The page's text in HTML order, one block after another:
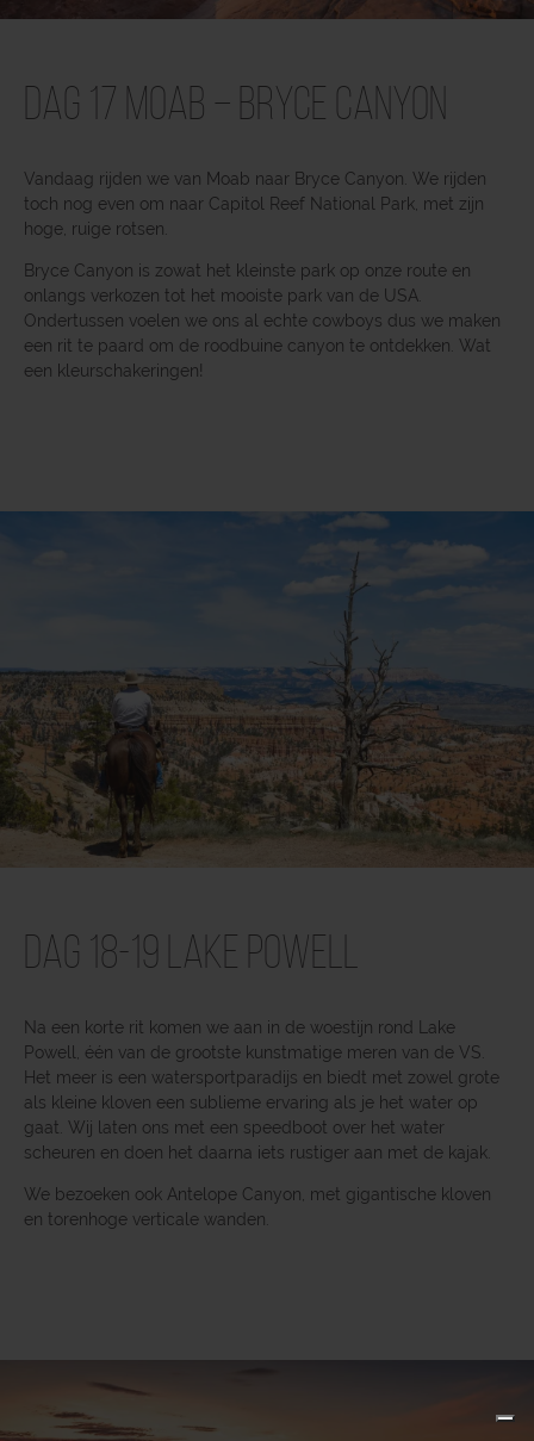
Dag 17 Moab – Bryce Canyon
Vandaag rijden we van Moab naar Bryce Canyon. We rijden
toch nog even om naar Capitol Reef National Park, met zijn
hoge, ruige rotsen.
Bryce Canyon is zowat het kleinste park op onze route en
onlangs verkozen tot het mooiste park van de USA.
Ondertussen voelen we ons al echte cowboys dus we maken
een rit te paard om de roodbuine canyon te ontdekken. Wat
een kleurschakeringen!
Dag 18-19 Lake Powell
Na een korte rit komen we aan in de woestijn rond Lake
Powell, één van de grootste kunstmatige meren van de VS.
Het meer is een watersportparadijs en biedt met zowel grote
als kleine kloven een sublieme ervaring als je het water op
gaat. Wij laten ons met een speedboot over het water
scheuren en doen het daarna iets rustiger aan met de kajak.
We bezoeken ook Antelope Canyon, met gigantische kloven
en torenhoge verticale wanden.